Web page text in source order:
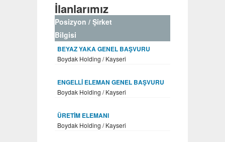
İlanlarımız
Posizyon / Şirket
Bilgisi
BEYAZ YAKA GENEL BAŞVURU
Boydak Holding / Kayseri
ENGELLİ ELEMAN GENEL BAŞVURU
Boydak Holding / Kayseri
ÜRETİM ELEMANI
Boydak Holding / Kayseri